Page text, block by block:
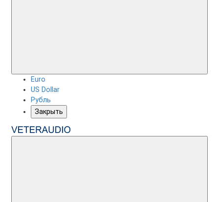
Euro
US Dollar
Рубль
Закрыть